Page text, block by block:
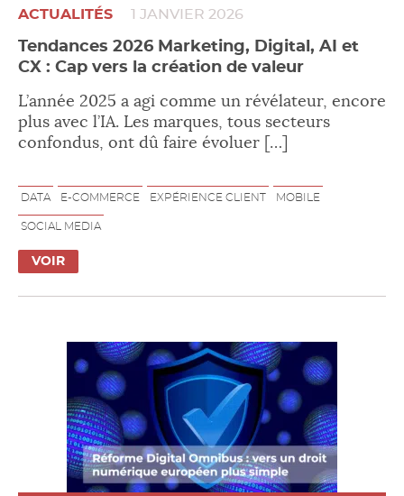
ACTUALITÉS 1 JANVIER 2026
Tendances 2026 Marketing, Digital, AI et
CX : Cap vers la création de valeur
L’année 2025 a agi comme un révélateur, encore
plus avec l’IA. Les marques, tous secteurs
confondus, ont dû faire évoluer […]
DATA E-COMMERCE EXPÉRIENCE CLIENT MOBILE
SOCIAL MEDIA
VOIR